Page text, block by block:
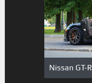
Nissan GT-R